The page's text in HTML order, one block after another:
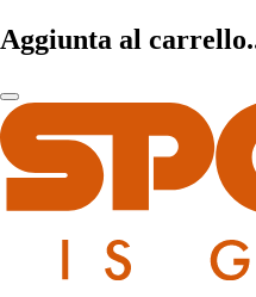
Aggiunta al